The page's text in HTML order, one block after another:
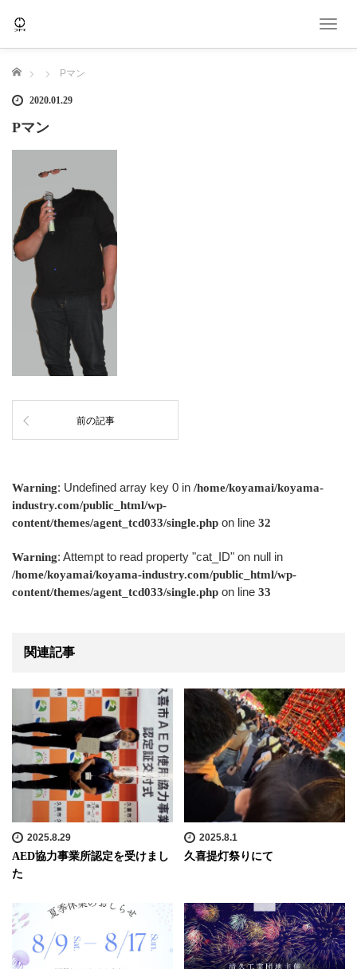
T
ホーム Pマン
2020.01.29
Pマン
前の記事
Warning: Undefined array key 0 in /home/koyamai/koyama-
industry.com/public_html/wp-
content/themes/agent_tcd033/single.php on line 32
Warning: Attempt to read property "cat_ID" on null in
/home/koyamai/koyama-industry.com/public_html/wp-
content/themes/agent_tcd033/single.php on line 33
関連記事
2025.8.29
AED協力事業所認定を受けまし
た
2025.8.1
久喜提灯祭りにて